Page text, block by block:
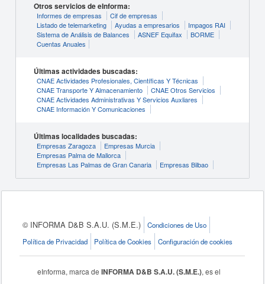
Otros servicios de eInforma:
Informes de empresas
Cif de empresas
Listado de telemarketing
Ayudas a empresarios
Impagos RAI
Sistema de Análisis de Balances
ASNEF Equifax
BORME
Cuentas Anuales
Últimas actividades buscadas:
CNAE Actividades Profesionales, Científicas Y Técnicas
CNAE Transporte Y Almacenamiento
CNAE Otros Servicios
CNAE Actividades Administrativas Y Servicios Auxliares
CNAE Información Y Comunicaciones
Últimas localidades buscadas:
Empresas Zaragoza
Empresas Murcia
Empresas Palma de Mallorca
Empresas Las Palmas de Gran Canaria
Empresas Bilbao
© INFORMA D&B S.A.U. (S.M.E.)
Condiciones de Uso
Política de Privacidad
Política de Cookies Configuración de cookies
eInforma, marca deINFORMA D&B S.A.U. (S.M.E.), es el